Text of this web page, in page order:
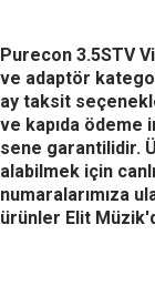
Purecon 3.5STV
ve adaptör
ay taksit
ve kapıda ödeme
sene garantilidir.
alabilmek için
numaralarımıza
ürünler Elit